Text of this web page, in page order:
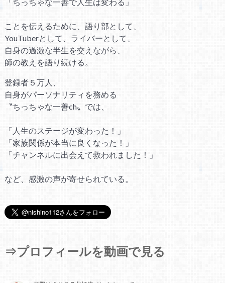
「ちっちゃな一善で人生は変わる」
ことを伝えるために、語り部として、
YouTuberとして、ライバーとして、
自身の過激な半生を交えながら、
師の教えを語り続ける。
登録者５万人、
自身がパーソナリティを務める
〝ちっちゃな一善ch〟では、
「人生のステージが変わった！」
「家族関係が本当に良くなった！」
「チャンネルに出会えて救われました！」
など、感激の声が寄せられている。
⇒プロフィールを動画で見る